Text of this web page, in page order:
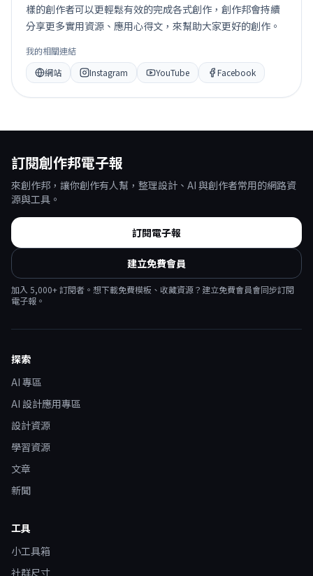
樣的創作者可以更輕鬆有效的完成各式創作，創作邦會持續
分享更多實用資源、應用心得文，來幫助大家更好的創作。
我的相關連結
網站
Instagram YouTube Facebook
訂閱創作邦電子報
來創作邦，讓你創作有人幫，整理設計、AI 與創作者常用的網路資
源與工具。
訂閱電子報
建立免費會員
加入 5,000+ 訂閱者。想下載免費模板、收藏資源？建立免費會員會同步訂閱
電子報。
探索
AI 專區
AI 設計應用專區
設計資源
學習資源
文章
新聞
工具
小工具箱
社群尺寸